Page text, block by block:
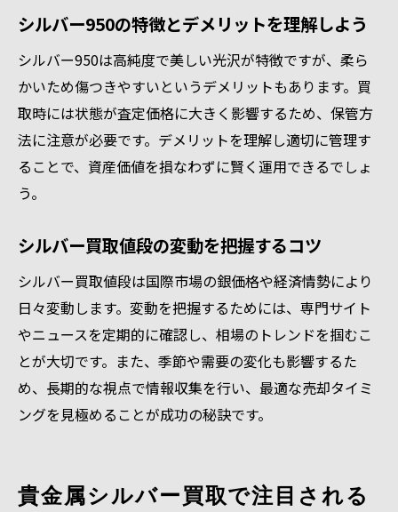
最新の貴金属シルバー買取相場を押さえよ
う
シルバー950買取相場のチェック方法とポイ
ント
シルバー買取値段のトレンドを定期的に確
認
シルバー950と925の相場比較で高価買取を
相場変動を利用したシルバー買取のタイミ
ング
貴金属シルバー買取で損をしないためのコツ
貴金属シルバー買取で失敗しない交渉術
シルバー950買取時に注意すべきポイント整
コツ
シルバー950の特徴とデメリットを理解しよう
シルバー950は高純度で美しい光沢が特徴ですが、柔ら
かいため傷つきやすいというデメリットもあります。買
取時には状態が査定価格に大きく影響するため、保管方
法に注意が必要です。デメリットを理解し適切に管理す
ることで、資産価値を損なわずに賢く運用できるでしょ
う。
シルバー買取値段の変動を把握するコツ
シルバー買取値段は国際市場の銀価格や経済情勢により
日々変動します。変動を把握するためには、専門サイト
やニュースを定期的に確認し、相場のトレンドを掴むこ
とが大切です。また、季節や需要の変化も影響するた
め、長期的な視点で情報収集を行い、最適な売却タイミ
ングを見極めることが成功の秘訣です。
貴金属シルバー買取で注目される